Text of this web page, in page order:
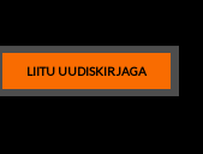
LIITU UUDISKIRJAGA